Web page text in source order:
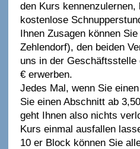
den Kurs kennenzulernen,
kostenlose
Ihnen Zusagen können
Zehlendorf), den beiden
uns in der
€ erwerben.
Jedes Mal, wenn Sie
Sie einen Abschnitt ab
geht Ihnen also nichts
Kurs einmal ausfallen
10 er Block können Sie